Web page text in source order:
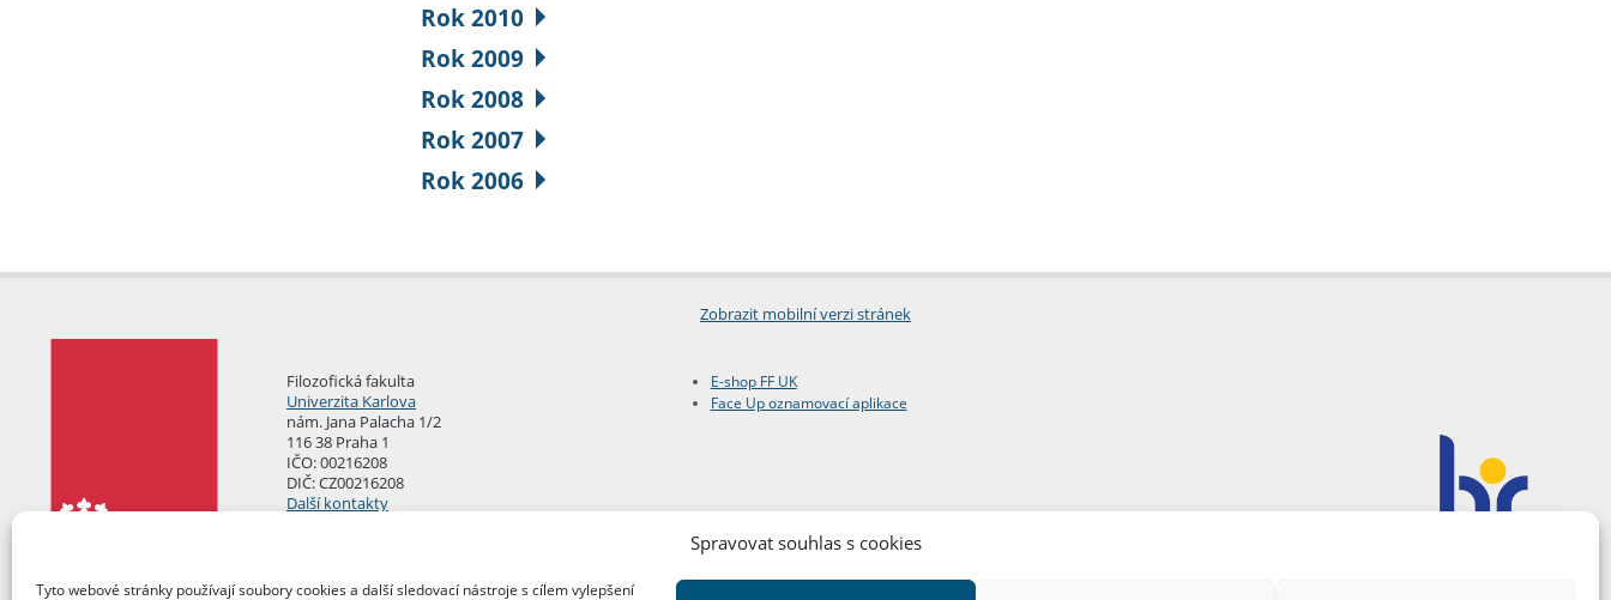
Spravovat souhlas s cookies
Tyto webové stránky používají soubory cookies a další sledovací nástroje s cílem vylepšení
Rok 2010
Rok 2009
Rok 2008
Rok 2007
Rok 2006
Zobrazit mobilní verzi stránek
Filozofická fakulta
Univerzita Karlova
nám. Jana Palacha 1/2
116 38 Praha 1
IČO: 00216208
DIČ: CZ00216208
Další kontakty
E-shop FF UK
Face Up oznamovací aplikace